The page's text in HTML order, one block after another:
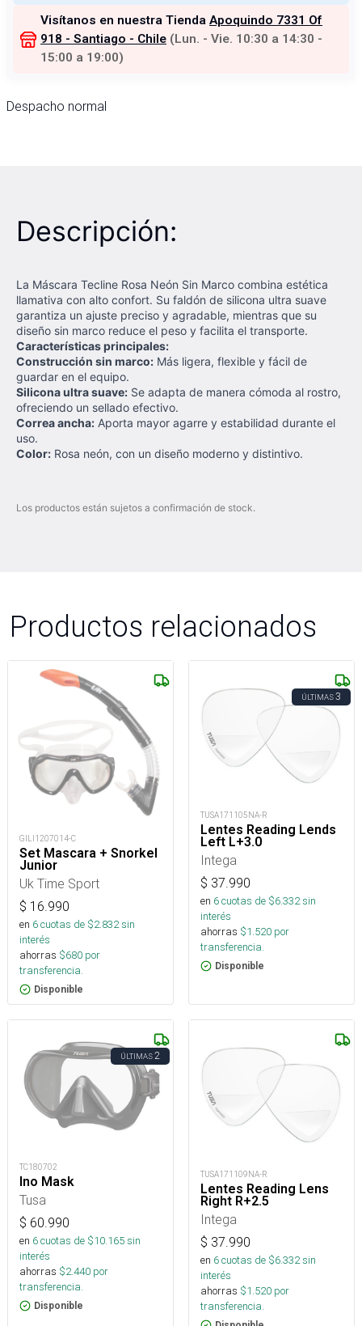
Visítanos en nuestra Tienda Apoquindo 7331 Of
918 - Santiago - Chile (Lun. - Vie. 10:30 a 14:30 -
15:00 a 19:00)
Despacho normal
Descripción:
La Máscara Tecline Rosa Neón Sin Marco combina estética
llamativa con alto confort. Su faldón de silicona ultra suave
garantiza un ajuste preciso y agradable, mientras que su
diseño sin marco reduce el peso y facilita el transporte.
Características principales:
Construcción sin marco: Más ligera, flexible y fácil de
guardar en el equipo.
Silicona ultra suave: Se adapta de manera cómoda al rostro,
ofreciendo un sellado efectivo.
Correa ancha: Aporta mayor agarre y estabilidad durante el
uso.
Color: Rosa neón, con un diseño moderno y distintivo.
Los productos están sujetos a confirmación de stock.
Productos relacionados
GILI1207014-C
Set Mascara + Snorkel
Junior
Uk Time Sport
$ 16.990
en 6cuotas de $2.832sin
interés
ahorras $680 por
transferencia.
Disponible
ÚLTIMAS3
TUSA171105NA-R
Lentes Reading Lends
Left L+3.0
Intega
$ 37.990
en 6cuotas de $6.332sin
interés
ahorras $1.520 por
transferencia.
Disponible
ÚLTIMAS2
TC180702
Ino Mask
Tusa
$ 60.990
en 6cuotas de $10.165sin
interés
ahorras $2.440 por
transferencia.
Disponible
TUSA171109NA-R
Lentes Reading Lens
Right R+2.5
Intega
$ 37.990
en 6cuotas de $6.332sin
interés
ahorras $1.520 por
transferencia.